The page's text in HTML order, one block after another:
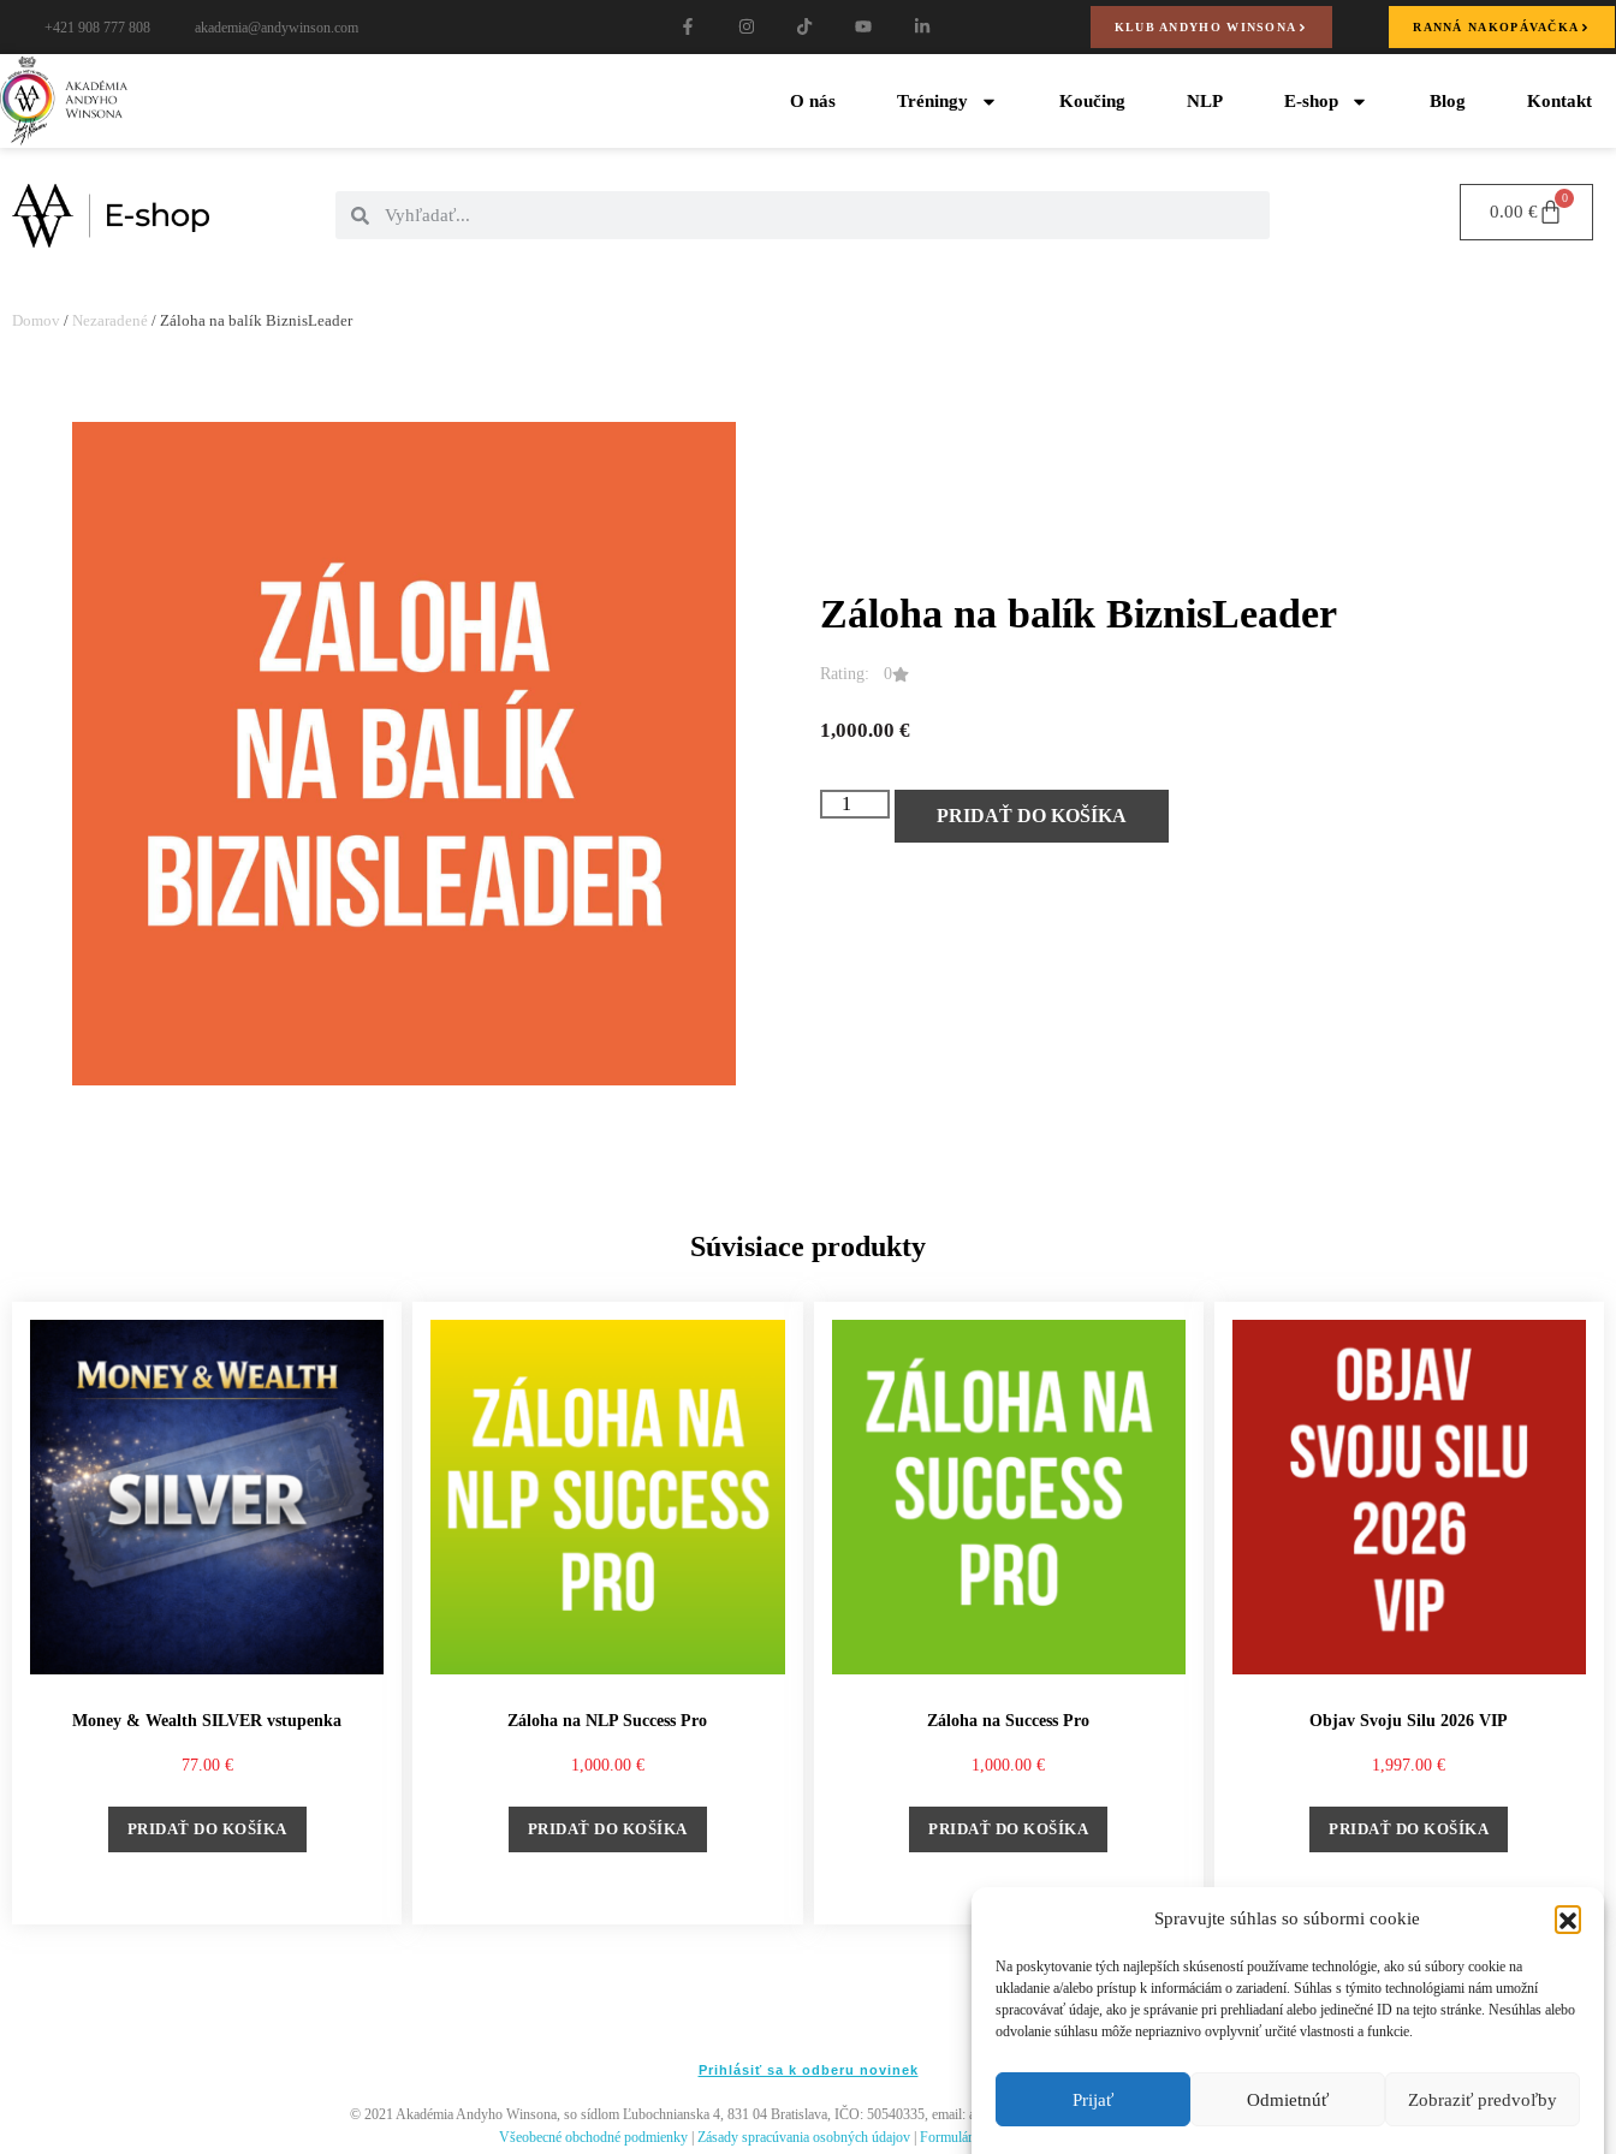
Spravujte súhlas so súbormi cookie
Na poskytovanie tých najlepších skúseností používame technológie, ako sú súbory cookie na
ukladanie a/alebo prístup k informáciám o zariadení. Súhlas s týmito technológiami nám umožní
spracovávať údaje, ako je správanie pri prehliadaní alebo jedinečné ID na tejto stránke. Nesúhlas alebo
odvolanie súhlasu môže nepriaznivo ovplyvniť určité vlastnosti a funkcie.
Prijať Odmietnúť Zobraziť predvoľby
+421 908 777 808 akademia@andywinson.com KLUB ANDYHO WINSONA RANNÁ NAKOPÁVAČKA
O nás Tréningy Koučing NLP E-shop Blog Kontakt
0.00€
0
Domov / Nezaradené / Záloha na balík BiznisLeader
Záloha na balík BiznisLeader
Rating: 0
1,000.00 €
PRIDAŤ DO KOŠÍKA
Súvisiace produkty
Money & Wealth SILVER vstupenka
77.00 €
PRIDAŤ DO KOŠÍKA
Záloha na NLP Success Pro
1,000.00 €
PRIDAŤ DO KOŠÍKA
Záloha na Success Pro
1,000.00€
PRIDAŤ DO KOŠÍKA
Objav Svoju Silu 2026 VIP
1,997.00€
PRIDAŤ DO KOŠÍKA
Prihlásiť sa k odberu novinek
© 2021 Akadémia Andyho Winsona, so sídlom Ľubochnianska 4, 831 04 Bratislava, IČO: 50540335, email: akademia@andywinson.com, tel: +421 908 777 808
Všeobecné obchodné podmienky| Zásady spracúvania osobných údajov| Formulár na odstúpenie od zmluvy